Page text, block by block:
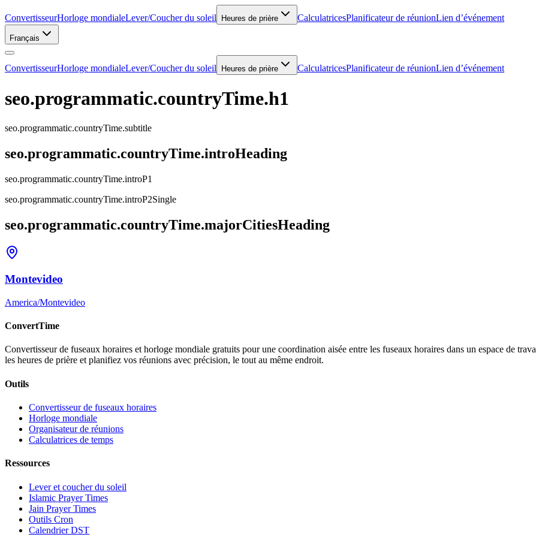
ConvertisseurHorloge mondialeLever/Coucher du soleil Heures de prière CalculatricesPlanificateur de réunionLien d’événement
Français
ConvertisseurHorloge mondialeLever/Coucher du soleil Heures de prière CalculatricesPlanificateur de réunionLien d’événement
seo.programmatic.countryTime.h1
seo.programmatic.countryTime.subtitle
seo.programmatic.countryTime.introHeading
seo.programmatic.countryTime.introP1
seo.programmatic.countryTime.introP2Single
seo.programmatic.countryTime.majorCitiesHeading
Montevideo
America/Montevideo
ConvertTime
Convertisseur de fuseaux horaires et horloge mondiale gratuits pour une coordination aisée entre les fuseaux horaires dans un espace de
les heures de prière et planifiez vos réunions avec précision, le tout au même endroit.
Outils
Convertisseur de fuseaux horaires
Horloge mondiale
Organisateur de réunions
Calculatrices de temps
Ressources
Lever et coucher du soleil
Islamic Prayer Times
Jain Prayer Times
Outils Cron
Calendrier DST